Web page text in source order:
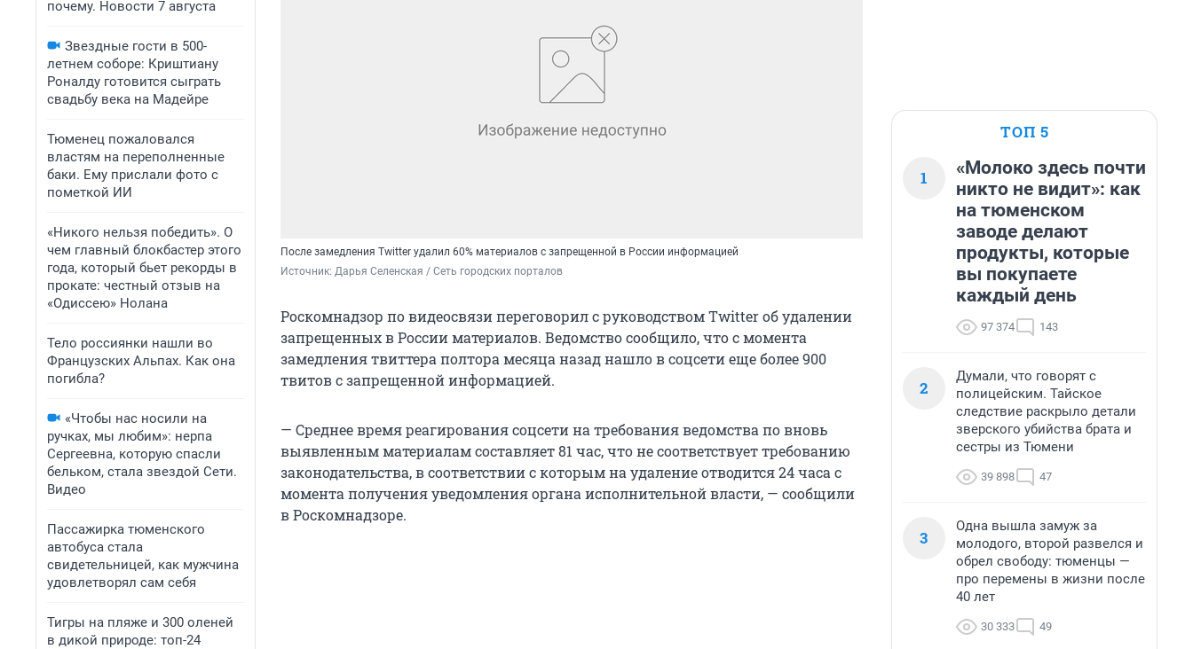
почему. Новости 7 августа
Звездные гости в 500-
летнем соборе: Криштиану
Роналду готовится сыграть
свадьбу века на Мадейре
Тюменец пожаловался
властям на переполненные
баки. Ему прислали фото с
пометкой ИИ
«Никого нельзя победить». О
чем главный блокбастер этого
года, который бьет рекорды в
прокате: честный отзыв на
«Одиссею» Нолана
Тело россиянки нашли во
Французских Альпах. Как она
погибла?
«Чтобы нас носили на
ручках, мы любим»: нерпа
Сергеевна, которую спасли
бельком, стала звездой Сети.
Видео
Пассажирка тюменского
автобуса стала
свидетельницей, как мужчина
удовлетворял сам себя
Тигры на пляже и 300 оленей
в дикой природе: топ-24
После замедления Twitter удалил 60% материалов с запрещенной в России информацией
Источник: Дарья Селенская / Сеть городских порталов
Роскомнадзор по видеосвязи переговорил с руководством Twitter об удалении
запрещенных в России материалов. Ведомство сообщило, что с момента
замедления твиттера полтора месяца назад нашло в соцсети еще более 900
твитов с запрещенной информацией.
— Среднее время реагирования соцсети на требования ведомства по вновь
выявленным материалам составляет 81 час, что не соответствует требованию
законодательства, в соответствии с которым на удаление отводится 24 часа с
момента получения уведомления органа исполнительной власти, — сообщили
в Роскомнадзоре.
ТОП 5
1
«Молоко здесь почти
никто не видит»: как
на тюменском
заводе делают
продукты, которые
вы покупаете
каждый день
97 374 143
2
Думали, что говорят с
полицейским. Тайское
следствие раскрыло детали
зверского убийства брата и
сестры из Тюмени
39 898 47
3
Одна вышла замуж за
молодого, второй развелся и
обрел свободу: тюменцы —
про перемены в жизни после
40 лет
30 333 49